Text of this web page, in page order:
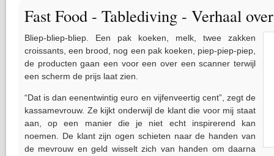
Fast Food - Tablediving - Verhaal
Bliep-bliep-bliep. Een pak koeken, melk, twee zakken
croissants, een brood, nog een pak koeken, piep-piep-piep,
de producten gaan een voor een over een scanner terwijl
een scherm de prijs laat zien.
“Dat is dan eenentwintig euro en vijfenveertig cent”, zegt de
kassamevrouw. Ze kijkt onderwijl de klant die voor mij staat
aan, op een manier die je niet echt inspirerend kan
noemen. De klant zijn ogen schieten naar de handen van
de mevrouw en geld wisselt zich van handen om daarna